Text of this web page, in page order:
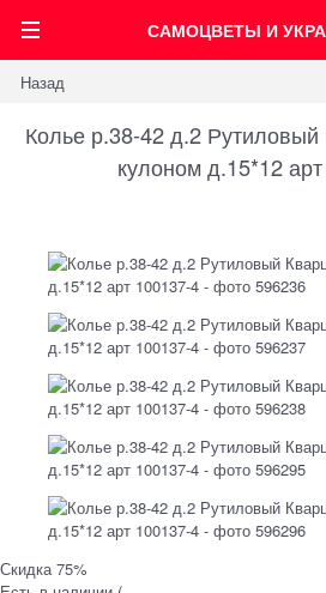
САМОЦВЕТЫ И
Назад
Колье р.38-42 д.2 Рутиловый
кулоном д.15*12
Скидка 75%